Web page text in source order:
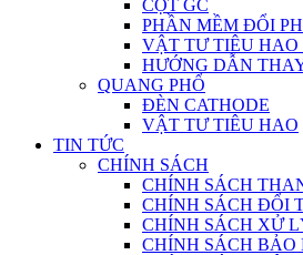
CỘT GC
PHẦN MỀM ĐỔI
VẬT TƯ TIÊU HAO
HƯỚNG DẪN
QUANG PHỔ
ĐÈN CATHODE
VẬT TƯ TIÊU HAO
TIN TỨC
CHÍNH SÁCH
CHÍNH SÁCH
CHÍNH SÁCH ĐỔI
CHÍNH SÁCH XỬ
CHÍNH SÁCH BẢO